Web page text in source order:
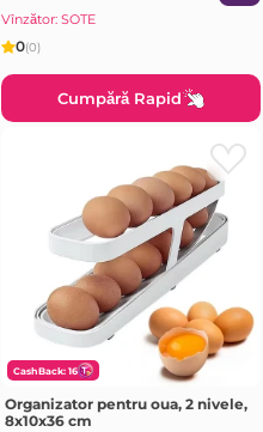
Vînzător: SOTE
0(0)
Cumpără Rapid
CashBack: 16
Organizator pentru oua, 2 nivele,
8x10x36 cm